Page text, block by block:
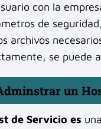
con la
de
archivos
se puede
un
de Servicio es